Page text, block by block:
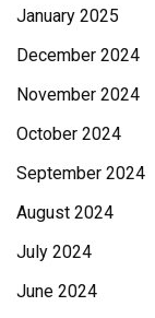
January 2025
December 2024
November 2024
October 2024
September 2024
August 2024
July 2024
June 2024